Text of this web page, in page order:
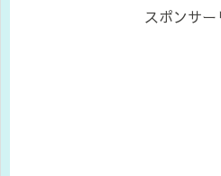
スポンサー